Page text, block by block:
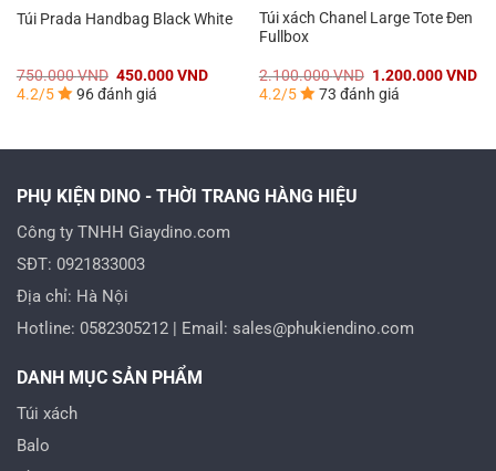
Túi Prada Handbag Black White
750.000VND Giá
gốc
là:
450.000VNDGiá
4.2/5 96 đánh giá
Túi xách Chanel Large Tote Đen
Fullbox
2.100.000VND Giá
gốc
là:
1.200.000VND
4.2/5 73 đánh giá
PHỤ KIỆN DINO - THỜI TRANG HÀNG HIỆU
Công ty TNHH Giaydino.com
SĐT: 0921833003
Địa chỉ: Hà Nội
Hotline: 0582305212 | Email: sales@phukiendino.com
DANH MỤC SẢN PHẨM
Túi xách
Balo